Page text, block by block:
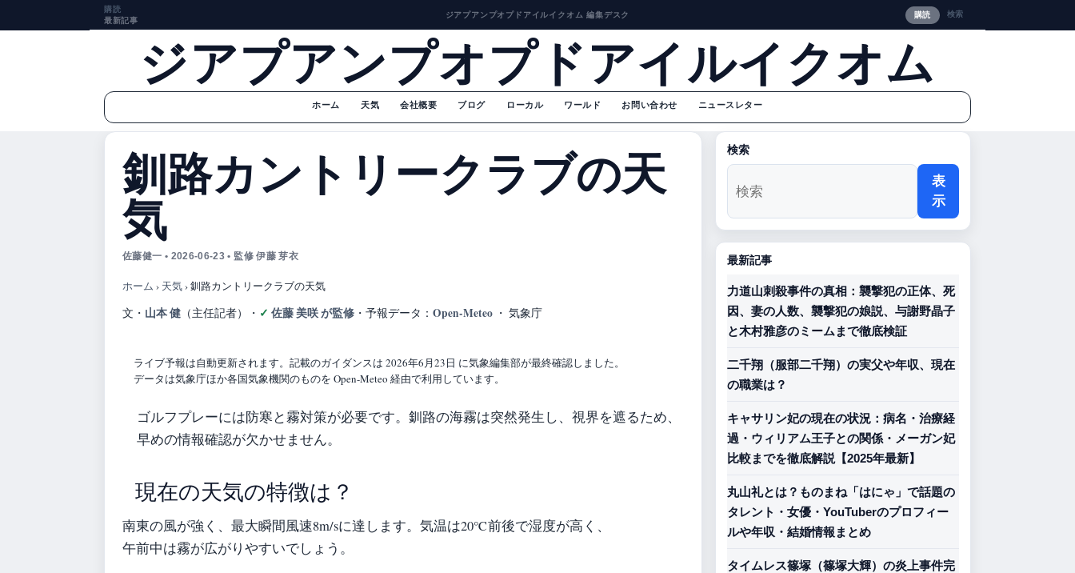
購読
最新記事
ジアプアンプオプドアイルイクオム 編集デスク 購読 検索
ジアプアンプオプドアイルイクオム
ホーム 天気 会社概要 ブログ ローカル ワールド お問い合わせ ニュースレター
釧路カントリークラブの天
気
佐藤健一 • 2026-06-23 • 監修 伊藤 芽衣
ホーム › 天気›釧路カントリークラブの天気
文・ 山本 健 （主任記者） ・ 佐藤 美咲 が監修 ・ 予報データ： Open-Meteo ・ 気象庁
ライブ予報は自動更新されます。記載のガイダンスは 2026年6月23日 に気象編集部が最終確認しました。
データは気象庁ほか各国気象機関のものを Open-Meteo 経由で利用しています。
ゴルフプレーには防寒と霧対策が必要です。釧路の海霧は突然発生し、視界を遮るため、
早めの情報確認が欠かせません。
現在の天気の特徴は？
南東の風が強く、最大瞬間風速8m/sに達します。気温は20℃前後で湿度が高く、
午前中は霧が広がりやすいでしょう。
検索
表
示
最新記事
力道山刺殺事件の真相：襲撃犯の正体、死
因、妻の人数、襲撃犯の娘説、与謝野晶子
と木村雅彦のミームまで徹底検証
二千翔（服部二千翔）の実父や年収、現在
の職業は？
キャサリン妃の現在の状況：病名・治療経
過・ウィリアム王子との関係・メーガン妃
比較までを徹底解説【2025年最新】
丸山礼とは？ものまね「はにゃ」で話題の
タレント・女優・YouTuberのプロフィー
ルや年収・結婚情報まとめ
タイムレス篠塚（篠塚大輝）の炎上事件完